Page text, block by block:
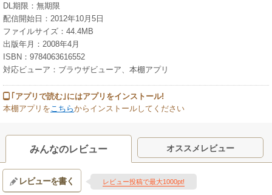
DL期限：無期限
配信開始日：2012年10月5日
ファイルサイズ：44.4MB
出版年月：2008年4月
ISBN：9784063616552
対応ビューア：ブラウザビューア、本棚アプリ
｢アプリで読む｣にはアプリをインストール!
本棚アプリを こちらからインストールしてください
みんなのレビュー オススメレビュー
レビューを書く レビュー投稿で最大1000pt!